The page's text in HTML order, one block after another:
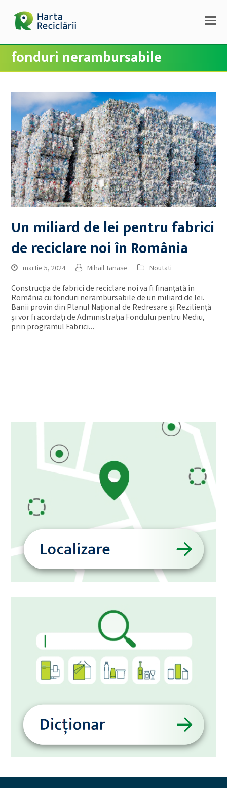
fonduri nerambursabile
Un miliard de lei pentru fabrici
de reciclare noi în România
martie 5, 2024 Mihail Tanase Noutati
Construcția de fabrici de reciclare noi va fi finanțată în
România cu fonduri nerambursabile de un miliard de lei.
Banii provin din Planul Național de Redresare și Reziliență
și vor fi acordați de Administrația Fondului pentru Mediu,
prin programul Fabrici…